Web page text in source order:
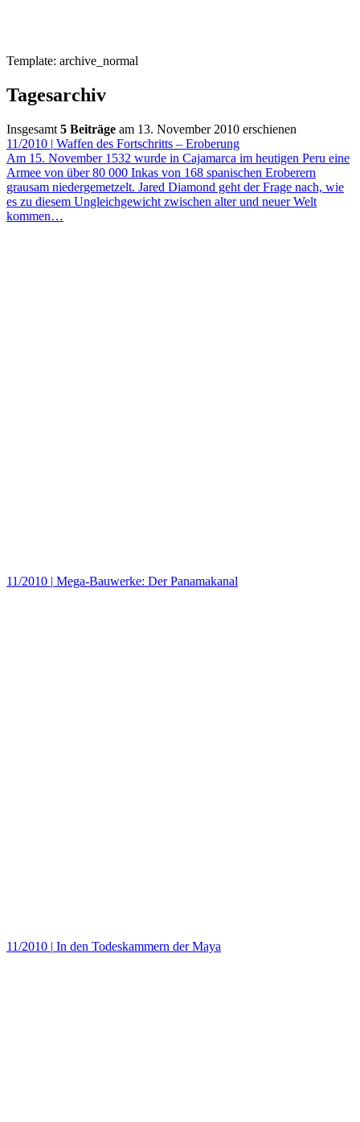
Template: archive_normal
Tagesarchiv
Insgesamt 5 Beiträge am 13. November 2010 erschienen
11/2010 | Waffen des Fortschritts – Eroberung
Am 15. November 1532 wurde in Cajamarca im heutigen Peru eine
Armee von über 80 000 Inkas von 168 spanischen Eroberern
grausam niedergemetzelt. Jared Diamond geht der Frage nach, wie
es zu diesem Ungleichgewicht zwischen alter und neuer Welt
kommen…
11/2010 | Mega-Bauwerke: Der Panamakanal
11/2010 | In den Todeskammern der Maya